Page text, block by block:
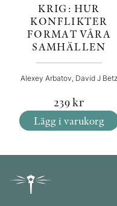
KRIG: HUR
KONFLIKTER
FORMAT VÅRA
SAMHÄLLEN
Alexey Arbatov, David J Betz
239kr
Lägg i varukorg